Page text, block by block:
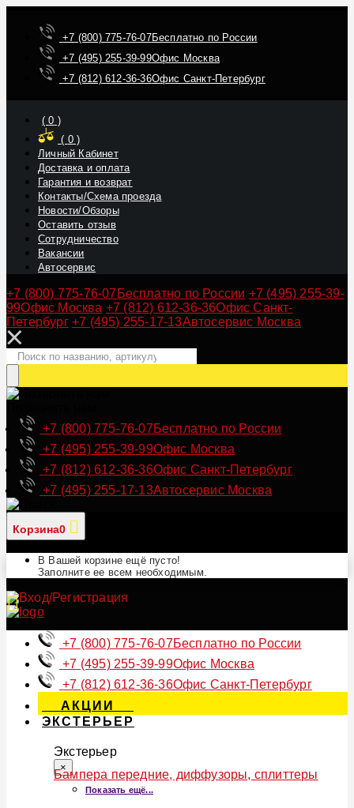
+7 (800) 775-76-07Бесплатно по России
+7 (495) 255-39-99Офис Москва
+7 (812) 612-36-36Офис Санкт-Петербург
(0 )
( 0)
Личный Кабинет
Доставка и оплата
Гарантия и возврат
Контакты/Схема проезда
Новости/Обзоры
Оставить отзыв
Сотрудничество
Вакансии
Автосервис
+7 (800) 775-76-07 Бесплатно по России +7 (495) 255-39-
99Офис Москва +7 (812) 612-36-36Офис Санкт-
Петербург +7 (495) 255-17-13Автосервис Москва
+7 (800) 775-76-07Бесплатно по России
+7 (495) 255-39-99Офис Москва
+7 (812) 612-36-36Офис Санкт-Петербург
+7 (495) 255-17-13Автосервис Москва
Корзина0
В Вашей корзине ещё пусто!
Заполните ее всем необходимым.
+7 (800) 775-76-07Бесплатно по России
+7 (495) 255-39-99Офис Москва
+7 (812) 612-36-36Офис Санкт-Петербург
АКЦИИ
ЭКСТЕРЬЕР
Экстерьер
×
Бампера передние, диффузоры, сплиттеры
Показать ещё...